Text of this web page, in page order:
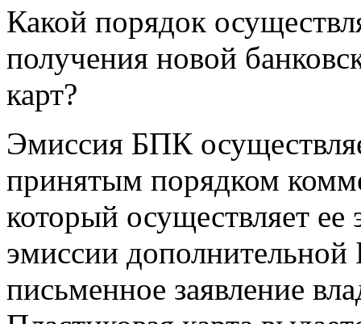
Какой порядок
получения новой
карт?
Эмиссия БПК
принятым порядком
который осуществляет
эмиссии
письменное заявление